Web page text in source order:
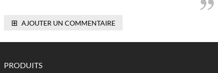
⊞ AJOUTER UN COMMENTAIRE
PRODUITS